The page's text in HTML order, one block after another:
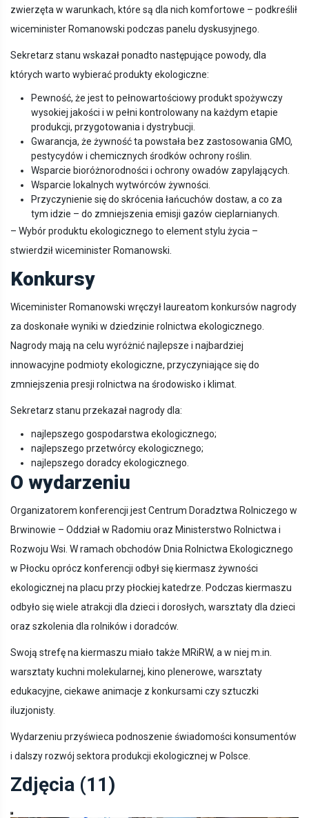
zwierzęta w warunkach, które są dla nich komfortowe – podkreślił
wiceminister Romanowski podczas panelu dyskusyjnego.
Sekretarz stanu wskazał ponadto następujące powody, dla
których warto wybierać produkty ekologiczne:
Pewność, że jest to pełnowartościowy produkt spożywczy
wysokiej jakości i w pełni kontrolowany na każdym etapie
produkcji, przygotowania i dystrybucji.
Gwarancja, że żywność ta powstała bez zastosowania GMO,
pestycydów i chemicznych środków ochrony roślin.
Wsparcie bioróżnorodności i ochrony owadów zapylających.
Wsparcie lokalnych wytwórców żywności.
Przyczynienie się do skrócenia łańcuchów dostaw, a co za
tym idzie – do zmniejszenia emisji gazów cieplarnianych.
– Wybór produktu ekologicznego to element stylu życia –
stwierdził wiceminister Romanowski.
Konkursy
Wiceminister Romanowski wręczył laureatom konkursów nagrody
za doskonałe wyniki w dziedzinie rolnictwa ekologicznego.
Nagrody mają na celu wyróżnić najlepsze i najbardziej
innowacyjne podmioty ekologiczne, przyczyniające się do
zmniejszenia presji rolnictwa na środowisko i klimat.
Sekretarz stanu przekazał nagrody dla:
najlepszego gospodarstwa ekologicznego;
najlepszego przetwórcy ekologicznego;
najlepszego doradcy ekologicznego.
O wydarzeniu
Organizatorem konferencji jest Centrum Doradztwa Rolniczego w
Brwinowie – Oddział w Radomiu oraz Ministerstwo Rolnictwa i
Rozwoju Wsi. W ramach obchodów Dnia Rolnictwa Ekologicznego
w Płocku oprócz konferencji odbył się kiermasz żywności
ekologicznej na placu przy płockiej katedrze. Podczas kiermaszu
odbyło się wiele atrakcji dla dzieci i dorosłych, warsztaty dla dzieci
oraz szkolenia dla rolników i doradców.
Swoją strefę na kiermaszu miało także MRiRW, a w niej m.in.
warsztaty kuchni molekularnej, kino plenerowe, warsztaty
edukacyjne, ciekawe animacje z konkursami czy sztuczki
iluzjonisty.
Wydarzeniu przyświeca podnoszenie świadomości konsumentów
i dalszy rozwój sektora produkcji ekologicznej w Polsce.
Zdjęcia (11)